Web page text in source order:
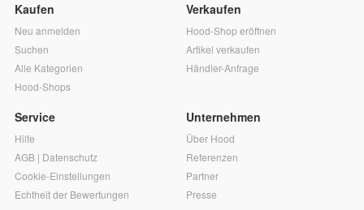
Kaufen
Neu anmelden
Suchen
Alle Kategorien
Hood-Shops
Verkaufen
Hood-Shop eröffnen
Artikel verkaufen
Händler-Anfrage
Service
Hilfe
AGB | Datenschutz
Cookie-Einstellungen
Echtheit der Bewertungen
Unternehmen
Über Hood
Referenzen
Partner
Presse